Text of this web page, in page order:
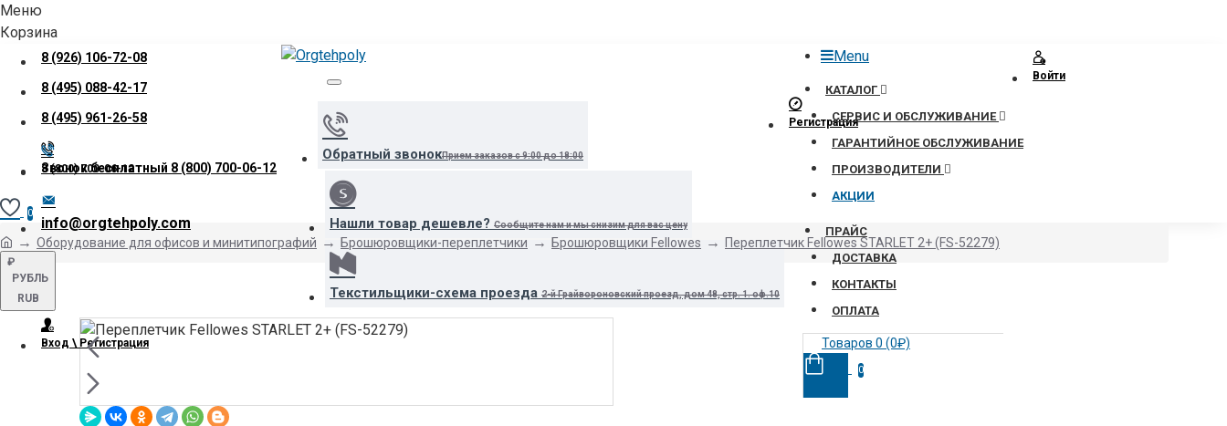
Меню
Корзина
8 (926) 106-72-08
8 (495) 088-42-17
8 (495) 961-26-58
Звонок бесплатный 8 (800) 700-06-12
info@orgtehpoly.com
₽
РУБЛЬ
RUB
Вход \ Регистрация
Обратный звонокПрием заказов с 9:00 до 18:00
Нашли товар дешевле? Сообщите нам и мы снизим для вас цену
Текстильщики-схема проезда 2-й Грайвороновский проезд, дом 48, стр. 1. оф.10
Menu
КАТАЛОГ
СЕРВИС И ОБСЛУЖИВАНИЕ
ГАРАНТИЙНОЕ ОБСЛУЖИВАНИЕ
ПРОИЗВОДИТЕЛИ
АКЦИИ
ПРАЙС
ДОСТАВКА
КОНТАКТЫ
ОПЛАТА
Товаров 0 (0₽)
0
Войти
Регистрация
8 (800) 700-06-12
0
Оборудование для офисов и минитипографий Брошюровщики-переплетчики Брошюровщики Fellowes Переплетчик Fellowes STARLET 2+ (FS-52279)